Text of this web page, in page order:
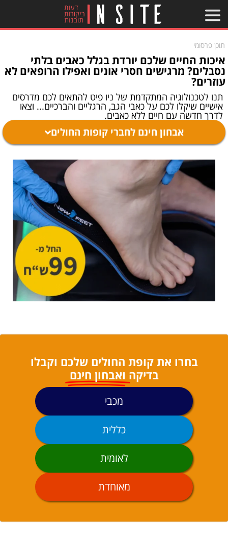
תוכן פרסומי
איכות החיים שלכם יורדת בגלל כאבים בלתי
נסבלים? מרגישים חסרי אונים ואפילו הרופאים לא
עוזרים?
תנו לטכנולוגיה המתקדמת של ניו פיט להתאים לכם מדרסים
אישיים שיקלו לכם על כאבי הגב, הרגליים והברכיים... וצאו
לדרך חדשה עם חיים ללא כאבים.
אבחון חינם לחברי קופות החולים
בחרו את קופת החולים שלכם וקבלו
בדיקה ואבחון חינם
מכבי
כללית
לאומית
מאוחדת